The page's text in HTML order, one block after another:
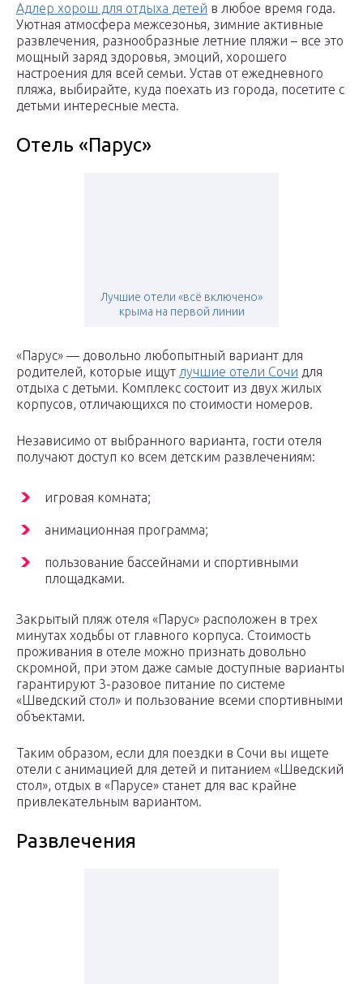
Адлер хорош для отдыха детей в любое время года.
Уютная атмосфера межсезонья, зимние активные
развлечения, разнообразные летние пляжи – все это
мощный заряд здоровья, эмоций, хорошего
настроения для всей семьи. Устав от ежедневного
пляжа, выбирайте, куда поехать из города, посетите с
детьми интересные места.
Отель «Парус»
Лучшие отели «всё включено»
крыма на первой линии
«Парус» — довольно любопытный вариант для
родителей, которые ищут лучшие отели Сочи для
отдыха с детьми. Комплекс состоит из двух жилых
корпусов, отличающихся по стоимости номеров.
Независимо от выбранного варианта, гости отеля
получают доступ ко всем детским развлечениям:
игровая комната;
анимационная программа;
пользование бассейнами и спортивными
площадками.
Закрытый пляж отеля «Парус» расположен в трех
минутах ходьбы от главного корпуса. Стоимость
проживания в отеле можно признать довольно
скромной, при этом даже самые доступные варианты
гарантируют 3-разовое питание по системе
«Шведский стол» и пользование всеми спортивными
объектами.
Таким образом, если для поездки в Сочи вы ищете
отели с анимацией для детей и питанием «Шведский
стол», отдых в «Парусе» станет для вас крайне
привлекательным вариантом.
Развлечения